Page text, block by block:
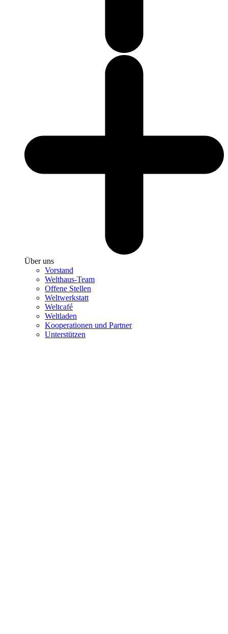
Über uns
Vorstand
Welthaus-Team
Offene Stellen
Weltwerkstatt
Weltcafé
Weltladen
Kooperationen und Partner
Unterstützen